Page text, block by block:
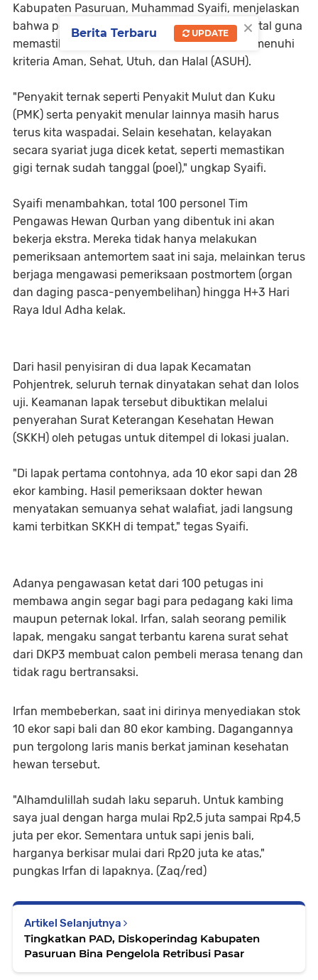
Kabupaten Pasuruan, Muhammad Syaifi, menjelaskan
bahwa pergerakan tim pengawas ini sangat vital guna
memastikan daging yang dihasilkan nanti memenuhi
kriteria Aman, Sehat, Utuh, dan Halal (ASUH).
"Penyakit ternak seperti Penyakit Mulut dan Kuku
(PMK) serta penyakit menular lainnya masih harus
terus kita waspadai. Selain kesehatan, kelayakan
secara syariat juga dicek ketat, seperti memastikan
gigi ternak sudah tanggal (poel)," ungkap Syaifi.
Syaifi menambahkan, total 100 personel Tim
Pengawas Hewan Qurban yang dibentuk ini akan
bekerja ekstra. Mereka tidak hanya melakukan
pemeriksaan antemortem saat ini saja, melainkan terus
berjaga mengawasi pemeriksaan postmortem (organ
dan daging pasca-penyembelihan) hingga H+3 Hari
Raya Idul Adha kelak.
Dari hasil penyisiran di dua lapak Kecamatan
Pohjentrek, seluruh ternak dinyatakan sehat dan lolos
uji. Keamanan lapak tersebut dibuktikan melalui
penyerahan Surat Keterangan Kesehatan Hewan
(SKKH) oleh petugas untuk ditempel di lokasi jualan.
"Di lapak pertama contohnya, ada 10 ekor sapi dan 28
ekor kambing. Hasil pemeriksaan dokter hewan
menyatakan semuanya sehat walafiat, jadi langsung
kami terbitkan SKKH di tempat," tegas Syaifi.
Adanya pengawasan ketat dari 100 petugas ini
membawa angin segar bagi para pedagang kaki lima
maupun peternak lokal. Irfan, salah seorang pemilik
lapak, mengaku sangat terbantu karena surat sehat
dari DKP3 membuat calon pembeli merasa tenang dan
tidak ragu bertransaksi.
Irfan membeberkan, saat ini dirinya menyediakan stok
10 ekor sapi bali dan 80 ekor kambing. Dagangannya
pun tergolong laris manis berkat jaminan kesehatan
hewan tersebut.
"Alhamdulillah sudah laku separuh. Untuk kambing
saya jual dengan harga mulai Rp2,5 juta sampai Rp4,5
juta per ekor. Sementara untuk sapi jenis bali,
harganya berkisar mulai dari Rp20 juta ke atas,"
pungkas Irfan di lapaknya. (Zaq/red)
Artikel Selanjutnya
Tingkatkan PAD, Diskoperindag Kabupaten
Pasuruan Bina Pengelola Retribusi Pasar
×
Berita Terbaru UPDATE